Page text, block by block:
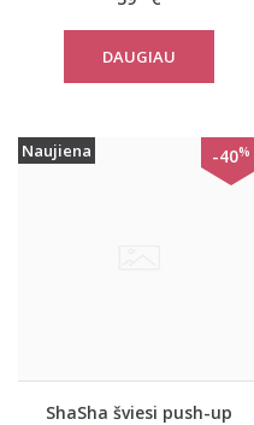
DAUGIAU
Naujiena -40%
ShaSha šviesi push-up